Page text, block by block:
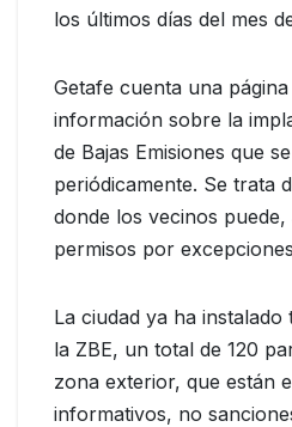
los últimos días del mes
Getafe cuenta una
información sobre la
de Bajas Emisiones que
periódicamente. Se trata
donde los vecinos
permisos por
La ciudad ya ha instalado
la ZBE, un total de 120
zona exterior, que están
informativos, no